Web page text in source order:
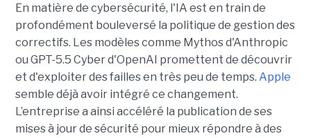
En matière de cybersécurité, l'IA est en train de
profondément bouleversé la politique de gestion des
correctifs. Les modèles comme Mythos d'Anthropic
ou GPT-5.5 Cyber d'OpenAI promettent de découvrir
et d'exploiter des failles en très peu de temps. Apple
semble déjà avoir intégré ce changement.
L’entreprise a ainsi accéléré la publication de ses
mises à jour de sécurité pour mieux répondre à des